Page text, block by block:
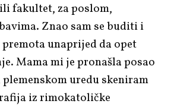
fakultet, za poslom,
Znao sam se buditi i
unaprijed da opet
Mama mi je pronašla posao
uredu skeniram
iz rimokatoličke